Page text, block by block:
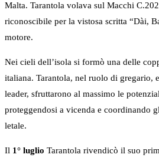
Malta. Tarantola volava sul Macchi
riconoscibile per la vistosa scritta “Dài,
motore.
Nei cieli dell’isola si formò una delle
italiana. Tarantola, nel ruolo di gregario,
leader, sfruttarono al massimo le
proteggendosi a vicenda e coordinando
letale.
Il 1° luglio Tarantola rivendicò il suo